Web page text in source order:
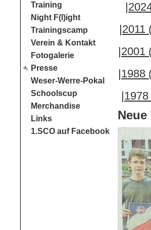
Training
Night F(l)ight
Trainingscamp
Verein & Kontakt
Fotogalerie
Presse
Weser-Werre-Pokal
Schoolscup
Merchandise
Links
1.SCO auf Facebook
|2011
|2001
|1988
|1978